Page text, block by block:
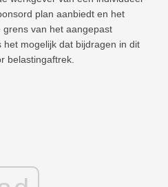
plan aanbiedt en het
van het aangepast
mogelijk dat bijdragen in dit
belastingaftrek.